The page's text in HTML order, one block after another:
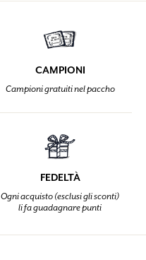
CAMPIONI
Campioni gratuiti nel paccho
FEDELTÀ
Ogni acquisto (esclusi gli sconti)
li fa guadagnare punti